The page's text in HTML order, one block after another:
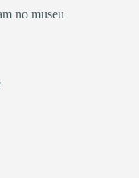
no museu